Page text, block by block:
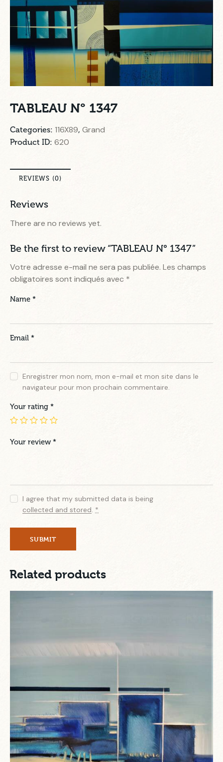
TABLEAU N° 1347
Categories: 116X89, Grand
Product ID: 620
REVIEWS (0)
Reviews
There are no reviews yet.
Be the first to review “TABLEAU N° 1347”
Votre adresse e-mail ne sera pas publiée. Les champs
obligatoires sont indiqués avec *
Name *
Email *
Enregistrer mon nom, mon e-mail et mon site dans le
navigateur pour mon prochain commentaire.
Your rating *
Your review*
I agree that my submitted data is being
collected and stored. *
Related products